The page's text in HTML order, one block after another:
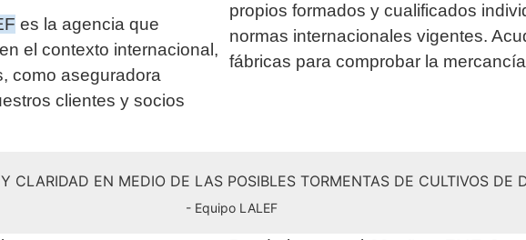
es la agencia que
el contexto internacional,
como aseguradora
clientes y socios
propios formados y cualificados
normas internacionales vigentes.
fábricas para comprobar la
CLARIDAD EN MEDIO DE LAS POSIBLES TORMENTAS DE CULTIVOS DE
- Equipo LALEF